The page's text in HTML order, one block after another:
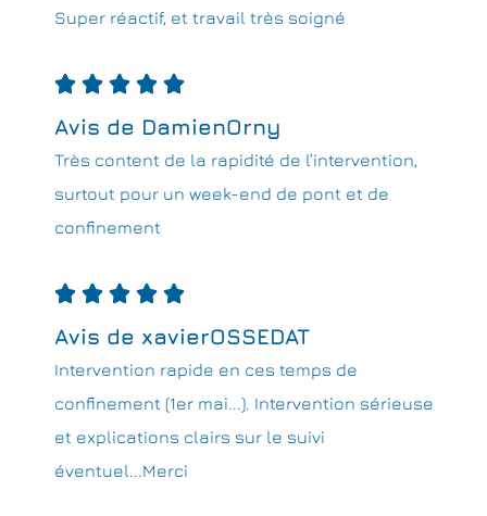
Super réactif, et travail très soigné
    
Avis de DamienOrny
Très content de la rapidité de l’intervention,
surtout pour un week-end de pont et de
confinement
    
Avis de xavierOSSEDAT
Intervention rapide en ces temps de
confinement (1er mai...). Intervention sérieuse
et explications clairs sur le suivi
éventuel...Merci